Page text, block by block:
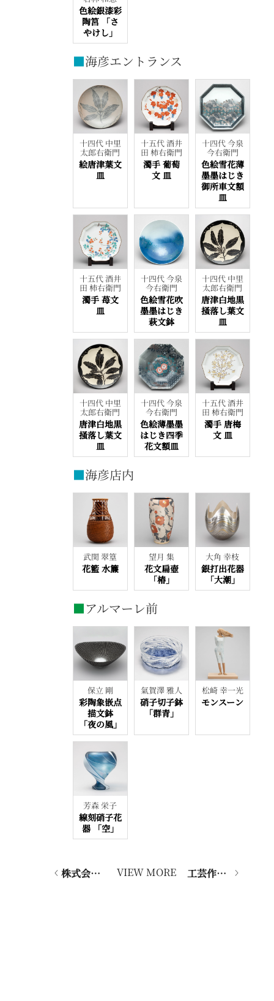
色絵銀漆彩
陶筥 「さ
やけし」
■海彦エントランス
十四代 中里
太郎右衛門
絵唐津葉文
皿
十五代 酒井
田 柿右衛門
濁手 葡萄
文 皿
十四代 今泉
今右衛門
色絵雪花薄
墨墨はじき
御所車文額
皿
十五代 酒井
田 柿右衛門
濁手 苺文
皿
十四代 今泉
今右衛門
色絵雪花吹
墨墨はじき
萩文鉢
十四代 中里
太郎右衛門
唐津白地黒
掻落し葉文
皿
十四代 中里
太郎右衛門
唐津白地黒
掻落し葉文
皿
十四代 今泉
今右衛門
色絵薄墨墨
はじき四季
花文額皿
十五代 酒井
田 柿右衛門
濁手 唐梅
文 皿
■海彦店内
武関 翠篁
花籃 水簾
望月 集
花文扁壺
「椿」
大角 幸枝
銀打出花器
「大潮」
■アルマーレ前
保立 剛
彩陶象嵌点
描文鉢
「夜の風」
氣賀澤 雅人
硝子切子鉢
「群青」
松崎 幸一光
モンスーン
芳森 栄子
線刻硝子花
器 「空」
株式会社ARTerraceは日本工芸会賛助会員になりました VIEW MORE 工芸作品レンタル「ARTerrace RENT」、8月よりサービス提供開始